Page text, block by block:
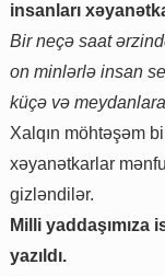
insanları
Bir neçə saat
on minlərlə insan
küçə və meydanlara
Xalqın möhtəşəm
xəyanətkarlar
gizləndilər.
Milli yaddaşımıza
yazıldı.